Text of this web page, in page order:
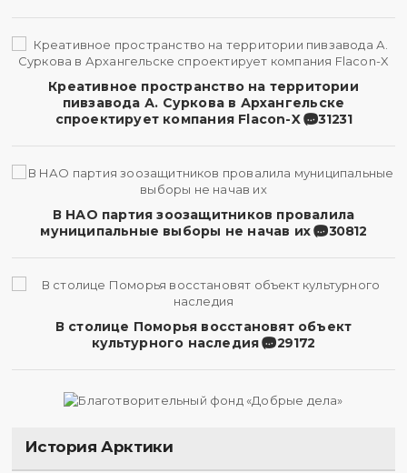
Креативное пространство на территории
пивзавода А. Суркова в Архангельске
спроектирует компания Flacon-X
31231
В НАО партия зоозащитников провалила
муниципальные выборы не начав их
30812
В столице Поморья восстановят объект
культурного наследия
29172
История Арктики